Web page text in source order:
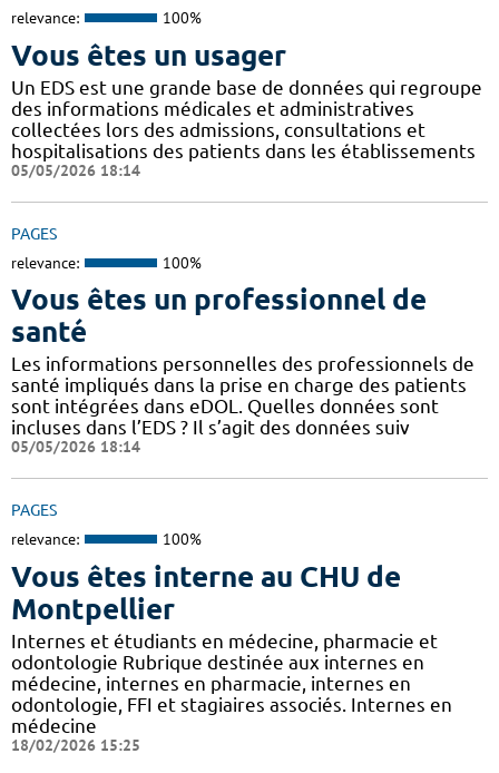
relevance: 100%
Vous êtes un usager
Un EDS est une grande base de données qui regroupe
des informations médicales et administratives
collectées lors des admissions, consultations et
hospitalisations des patients dans les établissements
05/05/2026 18:14
PAGES
relevance: 100%
Vous êtes un professionnel de
santé
Les informations personnelles des professionnels de
santé impliqués dans la prise en charge des patients
sont intégrées dans eDOL. Quelles données sont
incluses dans l’EDS ? Il s’agit des données suiv
05/05/2026 18:14
PAGES
relevance: 100%
Vous êtes interne au CHU de
Montpellier
Internes et étudiants en médecine, pharmacie et
odontologie Rubrique destinée aux internes en
médecine, internes en pharmacie, internes en
odontologie, FFI et stagiaires associés. Internes en
médecine
18/02/2026 15:25